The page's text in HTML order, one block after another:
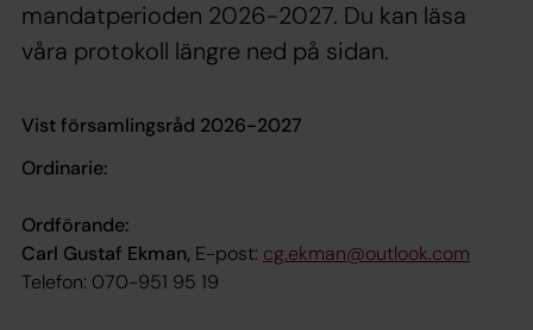
mandatperioden 2026-2027. Du kan läsa
våra protokoll längre ned på sidan.
Vist församlingsråd 2026-2027
Ordinarie:
Ordförande:
Carl Gustaf Ekman, E-post: cg.ekman@outlook.com
Telefon: 070-951 95 19